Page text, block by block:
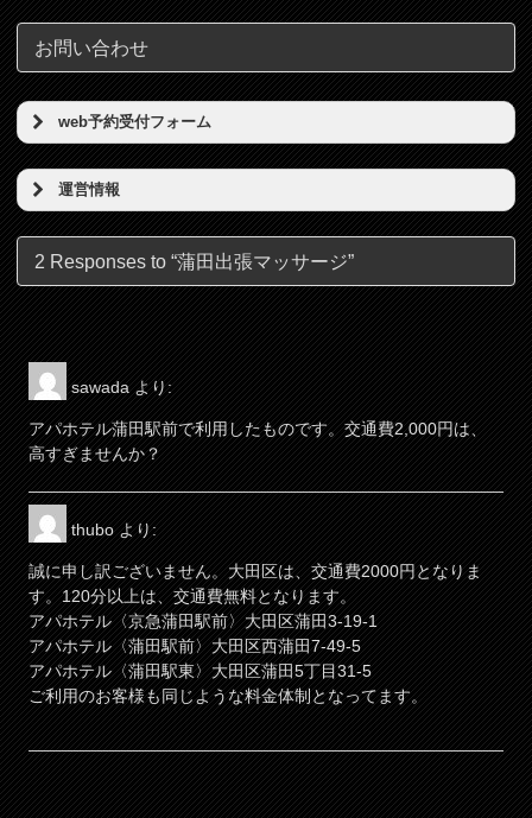
お問い合わせ
web予約受付フォーム
予約希望日（必須）
時刻（必須）
お名前（必須）
メールアドレス（必須）
電話番号（必須）
メッセージ
入力内容を確認しました
運営情報
店名
東京リンパの壺
所在地
東京都港区新橋5丁目5番地3号
電話番号
080-7812-3053
メールアドレス
info@thubo.biz
URL
https://thubo.biz/
運営者名
宮田正晴
営業時間
20：00～04：00
2 Responses to “蒲田出張マッサージ”
sawada より:
アパホテル蒲田駅前で利用したものです。交通費2,000円は、
高すぎませんか？
thubo より:
誠に申し訳ございません。大田区は、交通費2000円となりま
す。120分以上は、交通費無料となります。
アパホテル〈京急蒲田駅前〉大田区蒲田3-19-1
アパホテル〈蒲田駅前〉大田区西蒲田7-49-5
アパホテル〈蒲田駅東〉大田区蒲田5丁目31-5
ご利用のお客様も同じような料金体制となってます。